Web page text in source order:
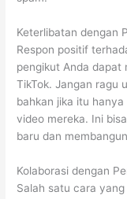
Keterlibatan dengan
Respon positif
pengikut Anda dapat
TikTok. Jangan ragu
bahkan jika itu
video mereka. Ini
baru dan
Kolaborasi dengan
Salah satu cara